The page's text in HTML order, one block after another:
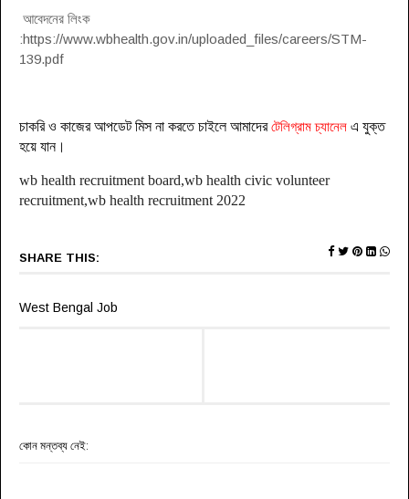
আবেদনের লিংক
:https://www.wbhealth.gov.in/uploaded_files/careers/STM-
139.pdf
চাকরি ও কাজের আপডেট মিস না করতে চাইলে আমাদেরটেলিগ্রাম চ্যানেল এ যুক্ত
হয়ে যান।
wb health recruitment board,wb health civic volunteer
recruitment,wb health recruitment 2022
SHARE THIS:
West Bengal Job
কোন মন্তব্য নেই: